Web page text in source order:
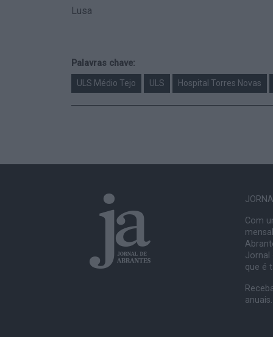
Lusa
Palavras chave:
ULS Médio Tejo ULS Hospital Torres Novas
Com
Jornal
que é
anuais.